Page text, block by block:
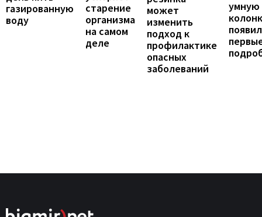
газированную
воду
старение
организма
на самом
деле
может
изменить
подход к
профилактике
опасных
заболеваний
умную